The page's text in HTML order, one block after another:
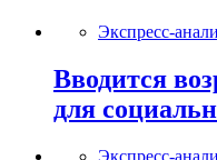
Экспресс-
Вводится
для
Экспресс-